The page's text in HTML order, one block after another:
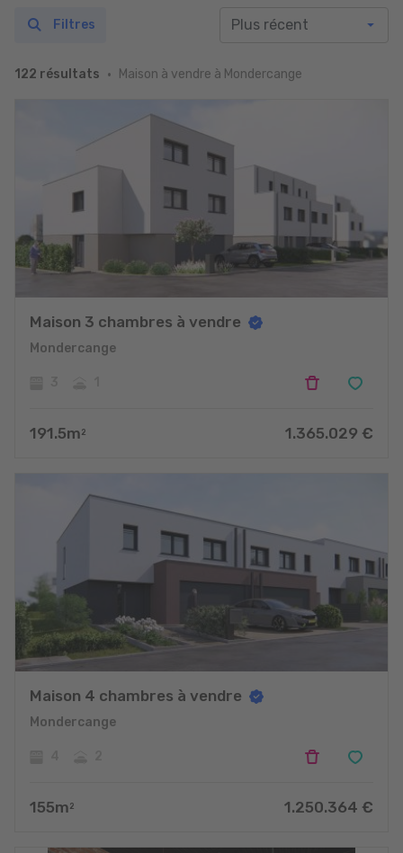
122 résultats Maison à vendre à Mondercange
Filtres
Maison 3 chambres à vendre
Mondercange
191.5m 2 1.365.029 €
Maison 4 chambres à vendre
Mondercange
155m 2 1.250.364 €